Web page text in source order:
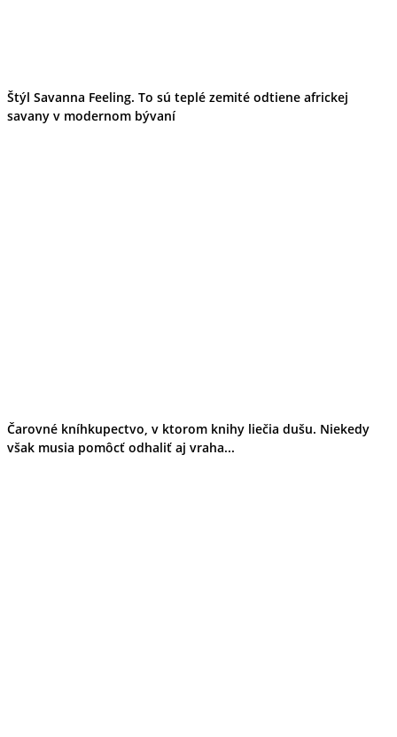
Štýl Savanna Feeling. To sú teplé zemité odtiene africkej
savany v modernom bývaní
Čarovné kníhkupectvo, v ktorom knihy liečia dušu. Niekedy
však musia pomôcť odhaliť aj vraha...